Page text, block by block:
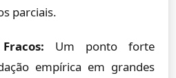
parciais.
Um ponto forte
empírica em grandes